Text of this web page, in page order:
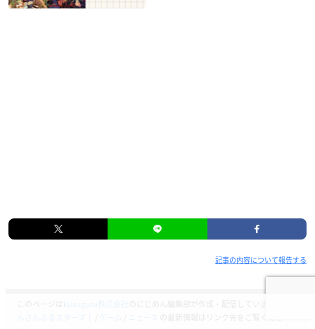
記事の内容について報告する
このページは のにじめん編集部が作成・配信しています。